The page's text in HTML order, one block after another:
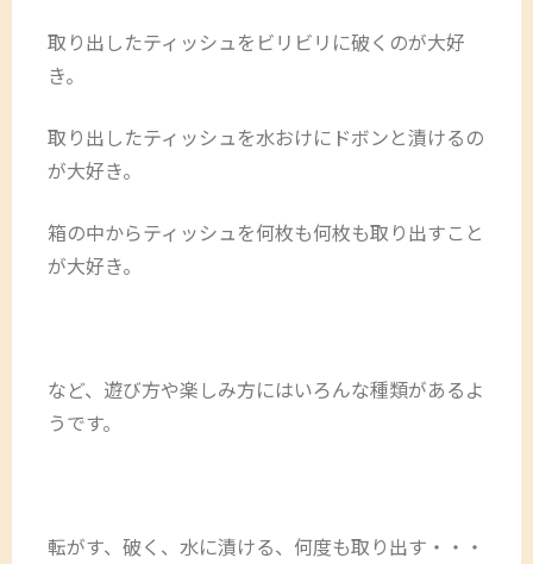
取り出したティッシュをビリビリに破くのが大好
き。
取り出したティッシュを水おけにドボンと漬けるの
が大好き。
箱の中からティッシュを何枚も何枚も取り出すこと
が大好き。
など、遊び方や楽しみ方にはいろんな種類があるよ
うです。
転がす、破く、水に漬ける、何度も取り出す・・・